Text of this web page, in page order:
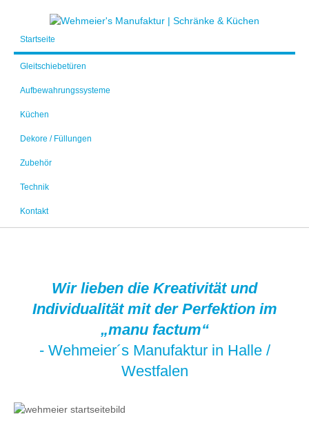
Startseite
Gleitschiebetüren
Aufbewahrungssysteme
Küchen
Dekore / Füllungen
Zubehör
Technik
Kontakt
Wir lieben die Kreativität und
Individualität mit der Perfektion im
„manu factum“
- Wehmeier´s Manufaktur in Halle /
Westfalen